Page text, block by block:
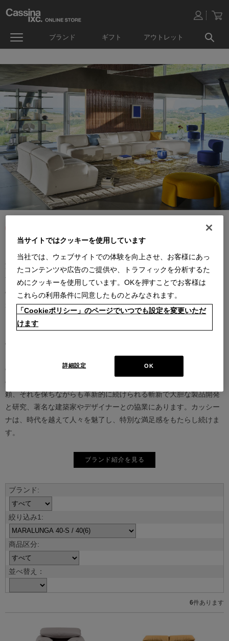
ブランド ギフト アウトレット
カッシーナは創業以来、インテリアの未来をデザインし続けてきた
家具業界では数少ないリーディングブランドとして知られていま
す。17世紀、イタリアで誕生したカッシーナは、教会の木製チェア
の製造に始まり、その後豪華客船の内装などを手掛け、技術力を確
かなものとしました。1927年にチェーザレ・カッシーナとウンベル
ト・カッシーナによってカッシーナ社が設立されると、5０年代には
モダンファーニチャーの分野へと転身、その後多くの製品が世界中
の最も重要な美術館にコレクションされるなど、その完成度とデザ
イン性は高い評価を得ています。この普遍的なクオリティを支える
のは、高水準のテクノロジーとアルチザン（職人）の技術の継承と
の見事な融合であり、また、永年をかけ築きあげられた歴史と信
頼、それを保ちながらも革新的に続けられる斬新で大胆な製品開発
と研究、著名な建築家やデザイナーとの協業にあります。カッシー
ナは、時代を越えて人々を魅了し、特別な満足感をもたらし続けま
す。
ブランド紹介を見る
並べ替え：
6件あります
当サイトではクッキーを使用しています
当社では、ウェブサイトでの体験を向上させ、お客様にあっ
たコンテンツや広告のご提供や、トラフィックを分析するた
めにクッキーを使用しています。OKを押すことでお客様は
これらの利用条件に同意したものとみなされます。
「Cookieポリシー」のページでいつでも設定を変更いただ
けます
OK
詳細設定